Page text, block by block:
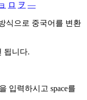
ョ ロ ヲ ―
식으로 중국어를 변환
됩니다.
을 입력하시고 space를